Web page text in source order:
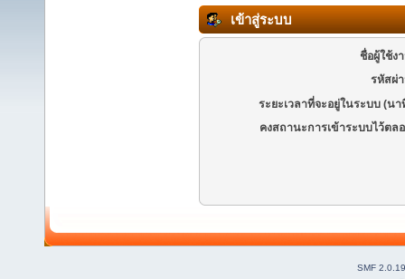
เข้าสู่ระบบ
ชื่อผู้ใช้ง
รหัสผ่
ระยะเวลาที่จะอยู่ในระบบ (นา
คงสถานะการเข้าระบบไว้ตล
SMF 2.0.19